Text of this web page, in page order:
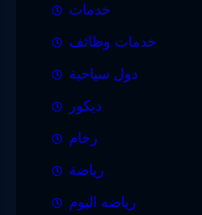
خدمات
خدمات وظائف
دول سياحية
ديكور
رخام
رياضة
رياضه اليوم